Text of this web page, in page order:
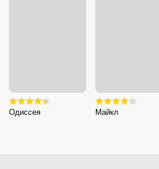
Одиссея Майкл